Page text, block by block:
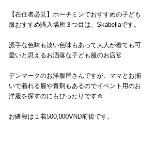
【在住者必見】ホーチミンでおすすめの子ども
服おすすめ購入場所３つ目は、Skabellaです。
派手な色味も淡い色味もあって大人が着ても可
愛いと思えるお洒落な子ども服のお店👗
デンマークのお洋服屋さんですが、ママとお揃
いで着れる服や青剤もあるのでイベント用のお
洋服を探すのにもぴったりです☺️
お値段は１着500,000VND前後です。